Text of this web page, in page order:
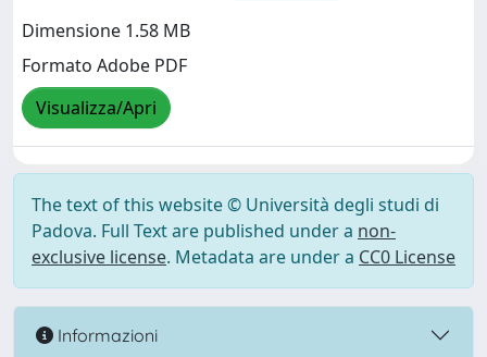
Dimensione 1.58 MB
Formato Adobe PDF
Visualizza/Apri
The text of this website © Università degli studi di
Padova. Full Text are published under a non-
exclusive license. Metadata are under a CC0 License
Informazioni